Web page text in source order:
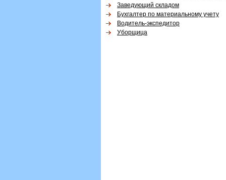
Заведующий складом
Бухгалтер по материальному учету
Водитель-экспедитор
Уборщица